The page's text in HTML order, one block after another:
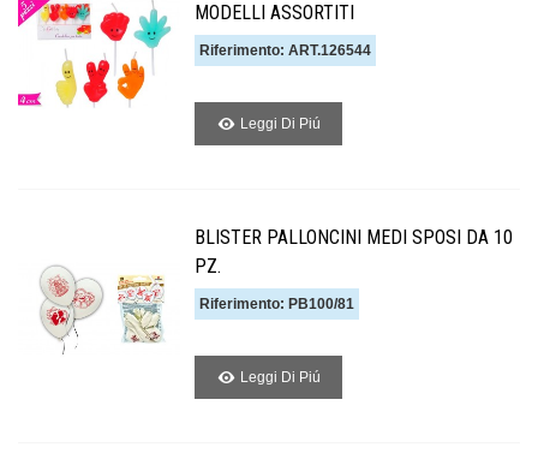
MODELLI ASSORTITI
Riferimento: ART.126544
Leggi Di Piú
BLISTER PALLONCINI MEDI SPOSI DA 10
PZ.
Riferimento: PB100/81
Leggi Di Piú